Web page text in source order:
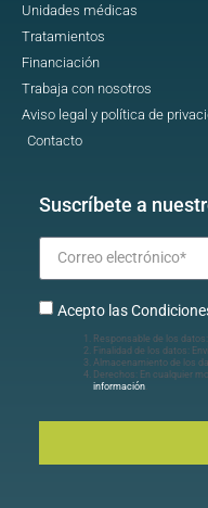
Unidades médicas
Tratamientos
Financiación
Trabaja con nosotros
Aviso legal y política de
Contacto
Suscríbete a
Acepto las
Responsable de los datos:
Finalidad de los datos:
Almacenamiento de los
Derechos: En cualquier
información